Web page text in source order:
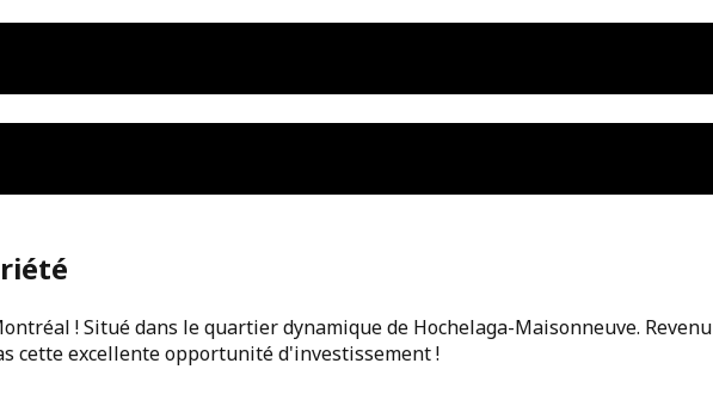
! Situé dans le quartier dynamique de Hochelaga-Maisonneuve. Revenu
cette excellente opportunité d'investissement !